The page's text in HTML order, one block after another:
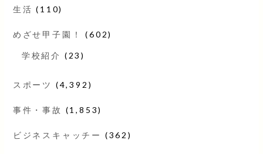
生活 (110)
めざせ甲子園！ (602)
学校紹介 (23)
スポーツ (4,392)
事件・事故 (1,853)
ビジネスキャッチー (362)